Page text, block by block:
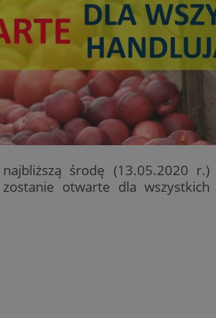
środę (13.05.2020 r.)
otwarte dla wszystkich